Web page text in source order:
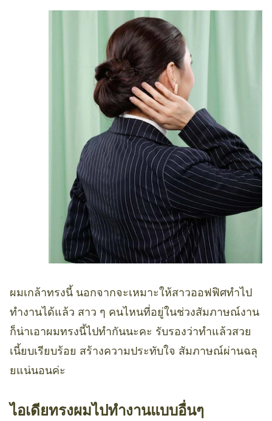
ผมเกล้าทรงนี้ นอกจากจะเหมาะให้สาวออฟฟิศทำไป
ทำงานได้แล้ว สาว ๆ คนไหนที่อยู่ในช่วงสัมภาษณ์งาน
ก็น่าเอาผมทรงนี้ไปทำกันนะคะ รับรองว่าทำแล้วสวย
เนี้ยบเรียบร้อย สร้างความประทับใจ สัมภาษณ์ผ่านฉลุ
ยแน่นอนค่ะ
ไอเดียทรงผมไปทำงานแบบอื่นๆ